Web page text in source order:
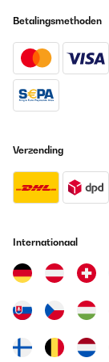
Le produit
Premier
facile à
nettoyer à
verrai la
J’espère
Utilisateur d'Amazon
Le produit
Premier
Betalingsmethoden
Verzending
Internationaal